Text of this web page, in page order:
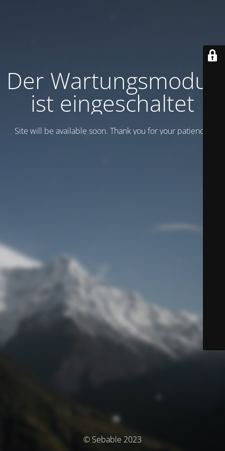
Der Wartungsmodus
ist eingeschaltet
Site will be available soon. Thank you for your patience!
© Sebable 2023